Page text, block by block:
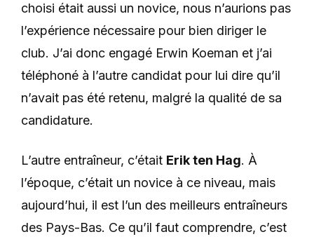
choisi était aussi un novice, nous n’aurions pas
l’expérience nécessaire pour bien diriger le
club. J’ai donc engagé Erwin Koeman et j’ai
téléphoné à l’autre candidat pour lui dire qu’il
n’avait pas été retenu, malgré la qualité de sa
candidature.
L’autre entraîneur, c’était Erik ten Hag. À
l’époque, c’était un novice à ce niveau, mais
aujourd’hui, il est l’un des meilleurs entraîneurs
des Pays-Bas. Ce qu’il faut comprendre, c’est